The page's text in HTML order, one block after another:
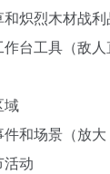
和炽烈木材战利
作台工具（敌
域
件和场景（放大
活动